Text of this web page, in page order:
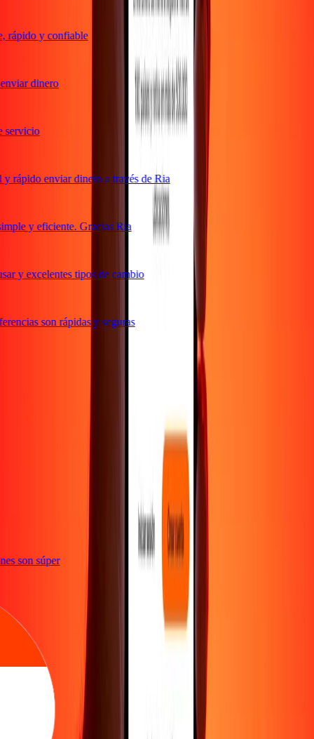
y confiable
dinero
enviar dinero a través de Ria
y eficiente. Gracias Ria
y excelentes tipos de cambio
son rápidas y seguras
son súper